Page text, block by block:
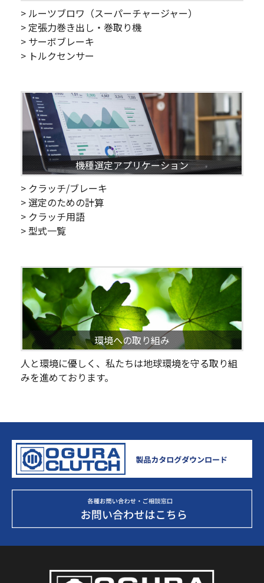
> ルーツブロワ（スーパーチャージャー）
> 定張力巻き出し・巻取り機
> サーボブレーキ
> トルクセンサー
機種選定アプリケーション
> クラッチ/ブレーキ
> 選定のための計算
> クラッチ用語
> 型式一覧
環境への取り組み
人と環境に優しく、私たちは地球環境を守る取り組
みを進めております。